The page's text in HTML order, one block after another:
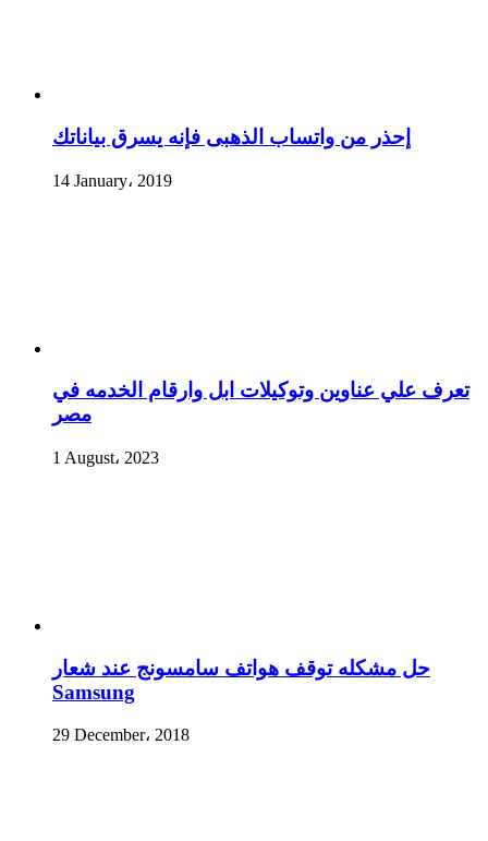
إحذر من واتساب الذهبى فإنه يسرق بياناتك
14 January، 2019
تعرف علي عناوين وتوكيلات ابل وارقام الخدمه في
مصر
1 August، 2023
حل مشكله توقف هواتف سامسونج عند شعار
Samsung
29 December، 2018